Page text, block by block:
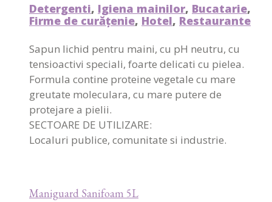
Detergenti, Igiena mainilor, Bucatarie,
Firme de curățenie, Hotel, Restaurante
Sapun lichid pentru maini, cu pH neutru, cu
tensioactivi speciali, foarte delicati cu pielea.
Formula contine proteine vegetale cu mare
greutate moleculara, cu mare putere de
protejare a pielii.
SECTOARE DE UTILIZARE:
Localuri publice, comunitate si industrie.
Maniguard Sanifoam 5L